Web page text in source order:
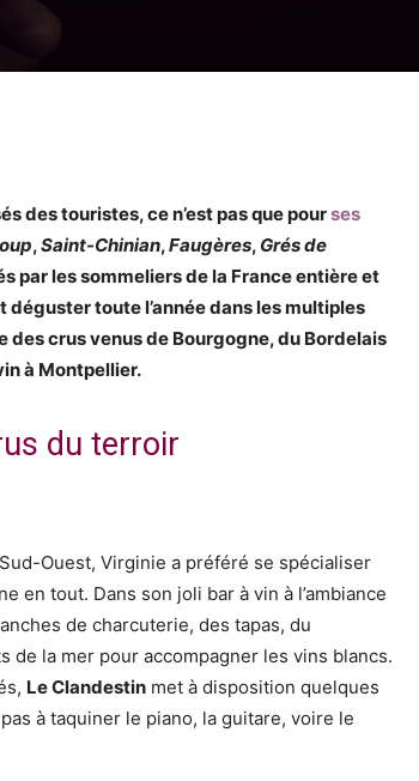
des touristes, ce n’est pas que pourses
,Saint-Chinian,Faugères, Grés de
par les sommeliers de la France entière et
déguster toute l’année dans les multiples
des crus venus de Bourgogne, du Bordelais
à Montpellier.
du terroir
Ouest, Virginie a préféré se spécialiser
en tout. Dans son joli bar à vin à l’ambiance
de charcuterie, des tapas, du
la mer pour accompagner les vins blancs.
Le Clandestin met à disposition quelques
à taquiner le piano, la guitare, voire le